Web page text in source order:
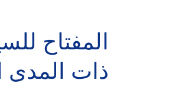
المفتاح
ذات المدى